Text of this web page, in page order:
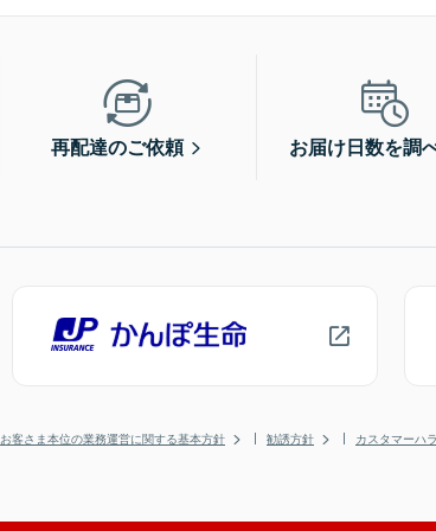
再配達のご依頼 お届け日数を調
お客さま本位の業務運営に関する基本方針 勧誘方針 カスタマーハ